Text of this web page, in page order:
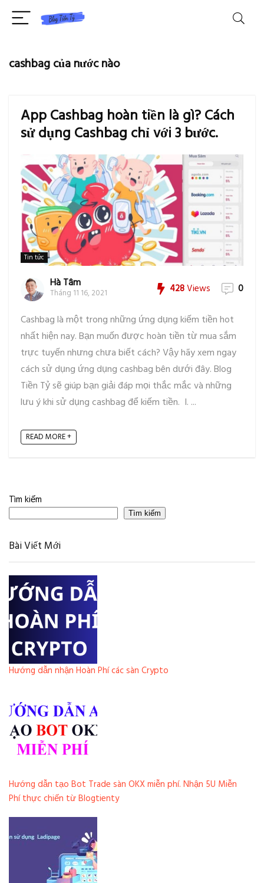
cashbag của nước nào
App Cashbag hoàn tiền là gì? Cách
sử dụng Cashbag chỉ với 3 bước.
Tin tức
Hà Tâm
Tháng 11 16, 2021 428Views 0
Cashbag là một trong những ứng dụng kiếm tiền hot
nhất hiện nay. Bạn muốn được hoàn tiền từ mua sắm
trực tuyến nhưng chưa biết cách? Vậy hãy xem ngay
cách sử dụng ứng dụng cashbag bên dưới đây. Blog
Tiền Tỷ sẽ giúp bạn giải đáp mọi thắc mắc và những
lưu ý khi sử dụng cashbag để kiếm tiền. I. ...
READ MORE +
Tìm kiếm
Tìm kiếm
Bài Viết Mới
Hướng dẫn nhận Hoàn Phí các sàn Crypto
Hướng dẫn tạo Bot Trade sàn OKX miễn phí. Nhận 5U Miễn
Phí thực chiến từ Blogtienty